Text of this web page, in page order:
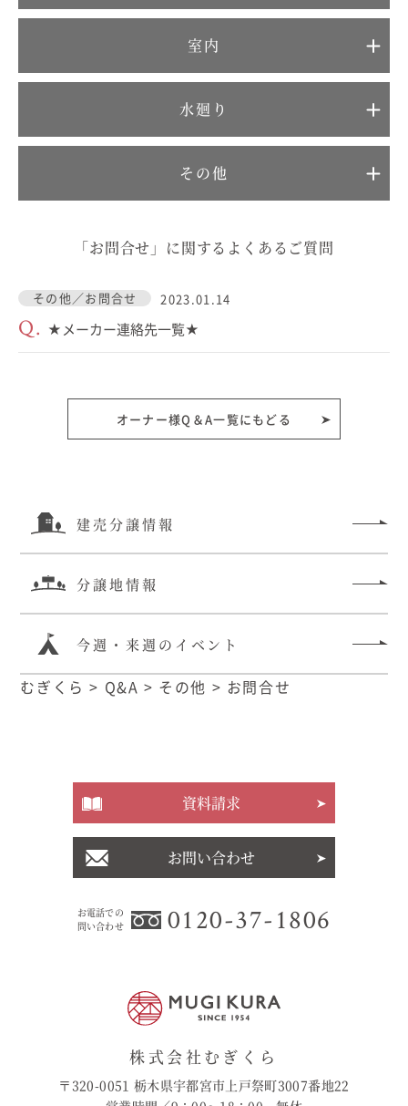
オーナー様Q&A
資料請求
お問い合わ
室内
水廻り
その他
「お問合せ」に関するよくあるご質問
その他／お問合せ 2023.01.14
Q. ★メーカー連絡先一覧★
オーナー様Q＆A一覧にもどる
建売分譲情報
分譲地情報
今週・来週のイベント
むぎくら > Q&A > その他 > お問合せ
お電話での
問い合わせ
0120-37-1806
資料請求
お問い合わせ
株式会社むぎくら
〒320-0051 栃木県宇都宮市上戸祭町3007番地22